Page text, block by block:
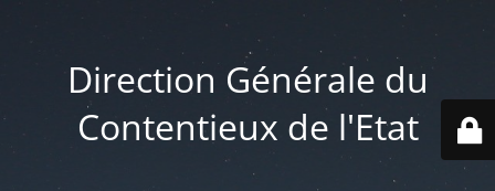
Direction Générale du
Contentieux de l'Etat